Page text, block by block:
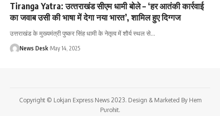
Tiranga Yatra: उत्‍तराखंड सीएम धामी बोले – ‘हर आतंकी कार्रवाई
का जवाब उसी की भाषा में देगा नया भारत’, शामिल हुए दिग्‍गज
उत्तराखंड के मुख्यमंत्री पुष्कर सिंह धामी के नेतृत्व में शौर्य स्थल से…
News Desk May 14, 2025
Copyright © Lokjan Express News 2023. Design & Marketed By Hem
Purohit.